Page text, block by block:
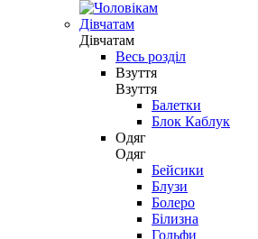
Дівчатам
Дівчатам
Весь розділ
Взуття
Взуття
Балетки
Блок Каблук
Одяг
Одяг
Бейсики
Блузи
Болеро
Білизна
Гольфи